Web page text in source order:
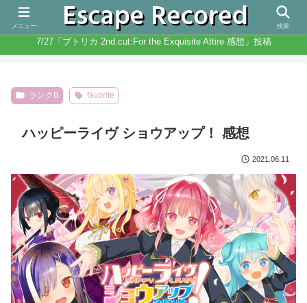
人生と違いノベルゲームは無限にある
7/27「プトリカ 2nd.cut:For the Exquisite Attire 感想」投稿
ランクB favorite
ハッピーライヴ ショウアップ！ 感想
2021.06.11
メニュー 検索